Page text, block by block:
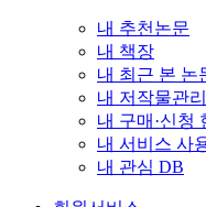
내 추천논문
내 책장
내 최근 본 논
내 저작물관리
내 구매·신청
내 서비스 사
내 관심 DB